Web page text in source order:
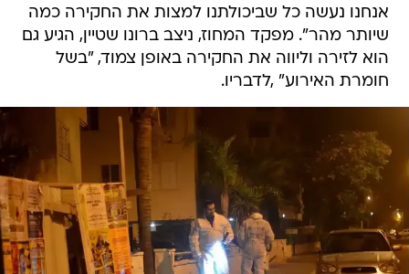
אנחנו נעשה כל שביכולתנו למצות את החקירה כמה
שיותר מהר". מפקד המחוז, ניצב ברונו שטיין, הגיע גם
הוא לזירה וליווה את החקירה באופן צמוד, "בשל
חומרת האירוע" ,לדבריו.